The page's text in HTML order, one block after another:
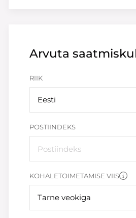
Arvuta
RIIK
Eesti
POSTIINDEKS
KOHALETOIMETAMISE VIIS
Tarne veokiga